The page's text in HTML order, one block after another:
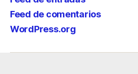
Feed de comentarios
WordPress.org